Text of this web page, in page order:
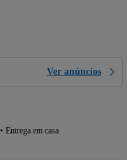
Ver anúncios
Entrega em casa